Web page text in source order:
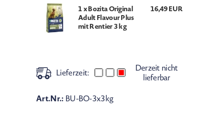
1 x Bozita Original
Adult Flavour Plus
mit Rentier 3 kg
16,49 EUR
Lieferzeit:
Derzeit nicht
lieferbar
Art.Nr.: BU-BO-3x3kg